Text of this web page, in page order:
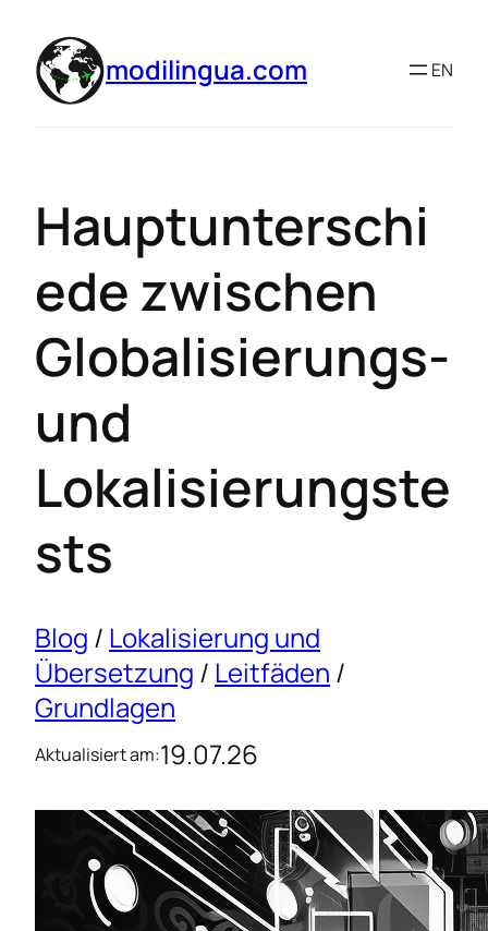
modilingua.com EN
Hauptunterschi
ede zwischen
Globalisierungs-
und
Lokalisierungste
sts
Blog / Lokalisierung und
Übersetzung / Leitfäden /
Grundlagen
Aktualisiert am:19.07.26